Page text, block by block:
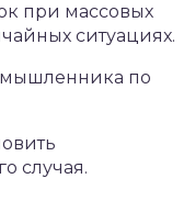
при массовых
ситуациях.
по
случая.